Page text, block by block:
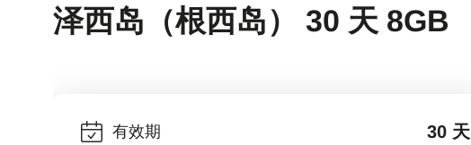
泽西岛（根西岛） 30 天 8GB
有效期 30 天